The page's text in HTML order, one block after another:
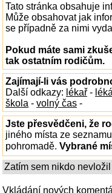
Tato stránka obsahuje
Může obsahovat jak
se případně za nimi
Pokud máte sami
tak ostatním rodičům.
Zajímají-li vás
Další odkazy: lékař -
škola - volný čas -
Jste přesvědčeni, že
jiného místa ze
pohromadě. Vybrané
Zatím sem nikdo
Vkládání nových